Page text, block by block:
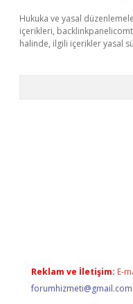
Hukuka ve yasal
içerikleri,
halinde, ilgili içerikler yasal
Reklam ve İletişim: E-
forumhizmeti@gmail.com